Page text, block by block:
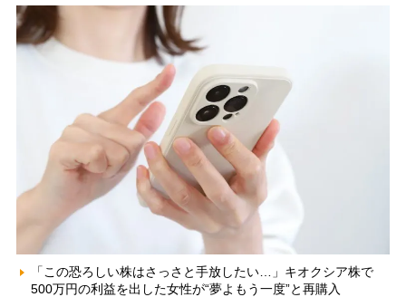
「この恐ろしい株はさっさと手放したい…」キオクシア株で
500万円の利益を出した女性が“夢よもう一度”と再購入